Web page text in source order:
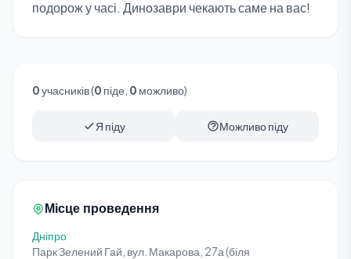
подорож у часі. Динозаври чекають саме на вас!
0учасників (0 піде, 0 можливо)
Я піду Можливо піду
Місце проведення
Дніпро
Парк Зелений Гай, вул. Макарова, 27а (біля